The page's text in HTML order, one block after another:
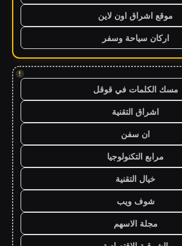
موقع اشراق اون لاين
اركان سياحة وسفر
!
مسك الكلمات في قوقل
اشراق التقنية
ان سفن
مرابع التكنولوجيا
خيال التقنية
شوف ويب
مجلة الاسهم